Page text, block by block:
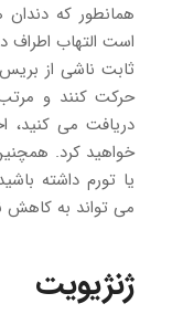
همانطور که
است التهاب اطراف
ثابت ناشی از
حرکت کنند و
دریافت می کنید،
خواهید کرد.
یا تورم داشته
می تواند به کاهش
ژنژیویت